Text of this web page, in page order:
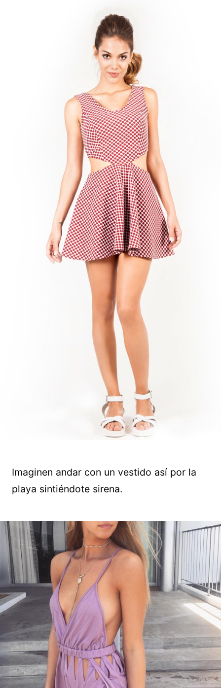
Imaginen andar con un vestido así por la
playa sintiéndote sirena.